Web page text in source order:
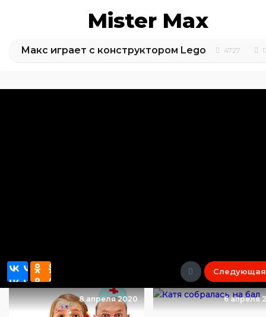
Mister Max
Макс играет с конструктором Lego 4727
Следующая
8 апреля 2020 6 апреля